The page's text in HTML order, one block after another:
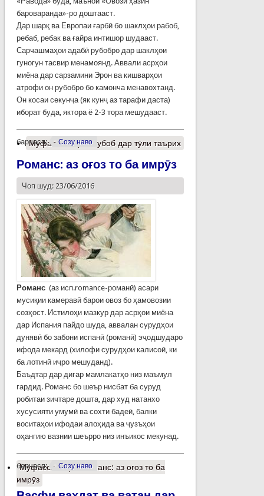
бароваранда»-ро доштааст.
Дар шарқ ва Европаи ғарбӣ бо шаклҳои рабоб,
ребаб, ребак ва ғайра интишор шудааст.
Сарчашмаҳои адабӣ рубобро дар шаклҳои
гуногун тасвир менамоянд. Аввали асрҳои
миёна дар сарзамини Эрон ва кишварҳои
атрофи он рубобро бо камонча менавохтанд.
Он косаи секунҷа (як кунҷ аз тарафи даста)
иборат буда, яктора ё 2-3 тора мешудааст.
барчасп: Созу наво
Муфассалтаро Рубоб дар тӯли таърих
Романс: аз оғоз то ба имрӯз
Чоп шуд: 23/06/2016
Романс(аз исп.romance-романӣ) асари
мусиқии камеравӣ барои овоз бо ҳамовозии
созҳост. Истилоҳи мазкур дар асрҳои миёна
дар Испания пайдо шуда, аввалан сурудҳои
дунявӣ бо забони испанӣ (романӣ) эҷодшударо
ифода мекард (хилофи сурудҳои калисоӣ, ки
ба лотинӣ иҷро мешуданд).
Баъдтар дар дигар мамлакатҳо низ маъмул
гардид. Романс бо шеър нисбат ба суруд
робитаи зичтаре дошта, дар худ натанхо
хусусияти умумӣ ва сохти бадеӣ, балки
воситаҳои ифодаи алоҳида ва ҷузъҳои
оҳангию вазнии шеърро низ инъикос мекунад.
барчасп: Созу наво
Муфассалтаро Романс: аз оғоз то ба
имрӯз